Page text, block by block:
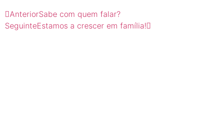
AnteriorSabe com quem falar?
SeguinteEstamos a crescer em família!